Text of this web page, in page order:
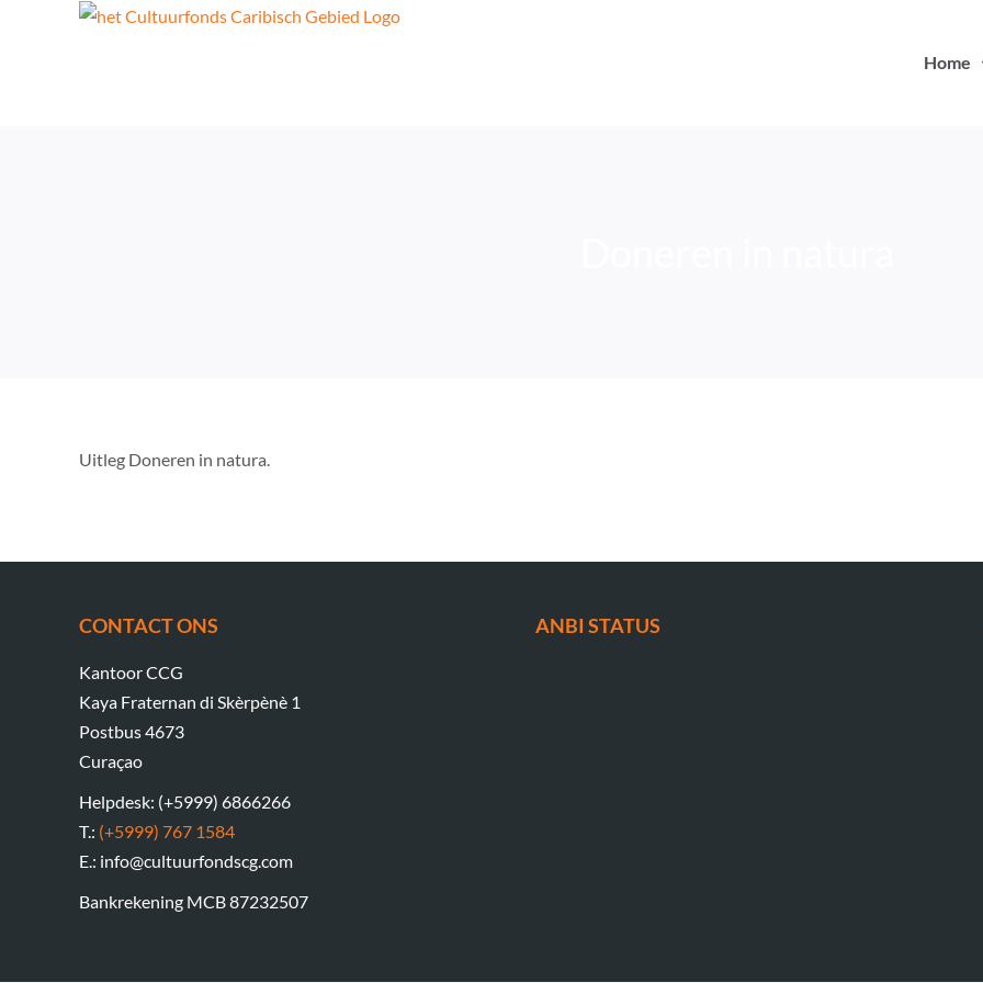
Home
Uitleg Doneren in natura.
CONTACT ONS
Kantoor CCG
Kaya Fraternan di Skèrpènè 1
Postbus 4673
Curaçao
Helpdesk: (+5999) 6866266
T.: (+5999) 767 1584
E.: info@cultuurfondscg.com
Bankrekening MCB 87232507
ANBI STATUS